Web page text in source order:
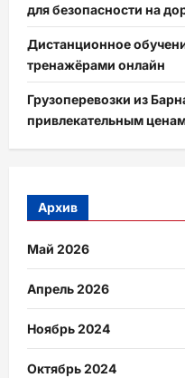
для безопасности на
Дистанционное
тренажёрами онлайн
Грузоперевозки из
привлекательным
Архив
Май 2026
Апрель 2026
Ноябрь 2024
Октябрь 2024